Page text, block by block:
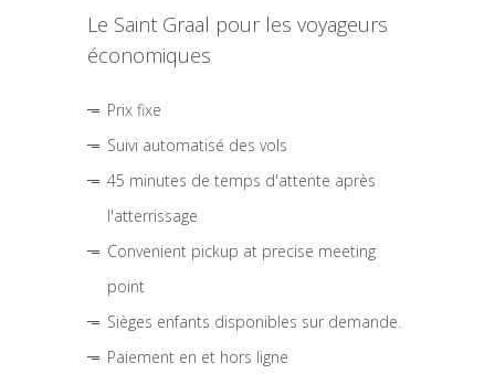
Le Saint Graal pour les voyageurs
économiques
Prix fixe
Suivi automatisé des vols
45 minutes de temps d'attente après
l'atterrissage
Convenient pickup at precise meeting
point
Sièges enfants disponibles sur demande.
Paiement en et hors ligne